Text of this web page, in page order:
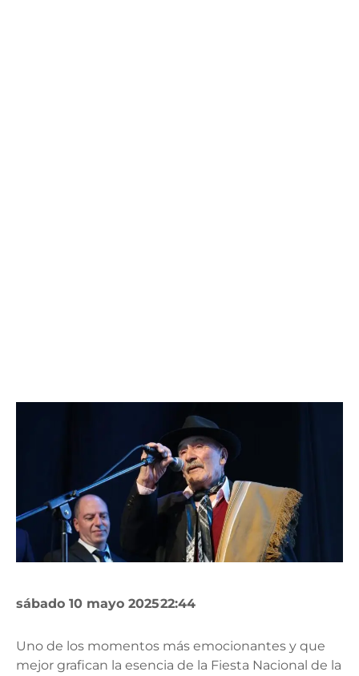
sábado 10 mayo 202522:44
Uno de los momentos más emocionantes y que
mejor grafican la esencia de la Fiesta Nacional de la